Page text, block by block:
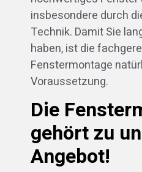
insbesondere durch
Technik. Damit Sie
haben, ist die
Fenstermontage
Voraussetzung.
Die
gehört zu
Angebot!